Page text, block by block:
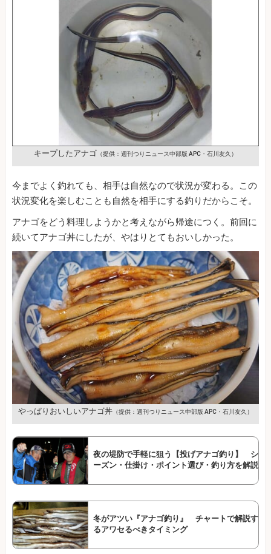
キープしたアナゴ （提供：週刊つりニュース中部版 APC・石川友久）
今までよく釣れても、相手は自然なので状況が変わる。この
状況変化を楽しむことも自然を相手にする釣りだからこそ。
アナゴをどう料理しようかと考えながら帰途につく。前回に
続いてアナゴ丼にしたが、やはりとてもおいしかった。
やっぱりおいしいアナゴ丼 （提供：週刊つりニュース中部版 APC・石川友久）
夜の堤防で手軽に狙う【投げアナゴ釣り】 シ
ーズン・仕掛け・ポイント選び・釣り方を解説
冬がアツい『アナゴ釣り』 チャートで解説す
るアワセるべきタイミング